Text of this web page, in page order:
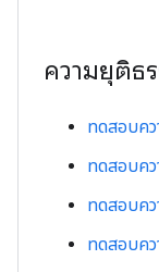
ความยุติธ
ทดสอบคว
ทดสอบคว
ทดสอบคว
ทดสอบคว